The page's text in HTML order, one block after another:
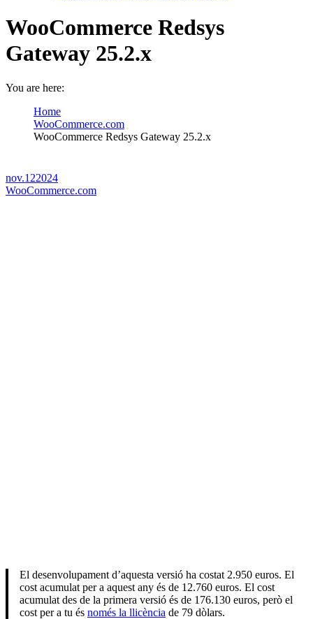
WooCommerce Redsys
Gateway 25.2.x
You are here:
Home
WooCommerce.com
WooCommerce Redsys Gateway 25.2.x
nov.122024
WooCommerce.com
El desenvolupament d’aquesta versió ha costat 2.950 euros. El
cost acumulat per a aquest any és de 12.760 euros. El cost
acumulat des de la primera versió és de 176.130 euros, però el
cost per a tu és només la llicència de 79 dòlars.